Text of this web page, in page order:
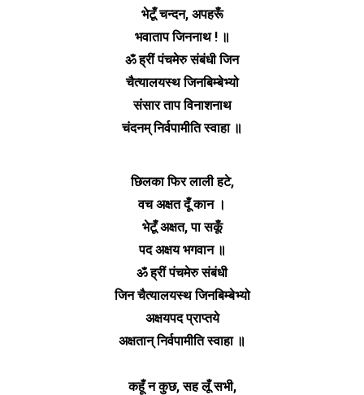
भेटूँ चन्दन, अपहरूँ
भवाताप जिननाथ ! ॥
ॐ ह्रीं पंचमेरु संबंधी जिन
चैत्यालयस्थ जिनबिम्बेभ्यो
संसार ताप विनाशनाथ
चंदनम् निर्वपामीति स्वाहा ॥
छिलका फिर लाली हटे,
वच अक्षत दूँ कान ।
भेटूँ अक्षत, पा सकूँ
पद अक्षय भगवान ॥
ॐ ह्रीं पंचमेरु संबंधी
जिन चैत्यालयस्थ जिनबिम्बेभ्यो
अक्षयपद प्राप्तये
अक्षतान् निर्वपामीति स्वाहा ॥
कहूँ न कुछ, सह लूँ सभी,